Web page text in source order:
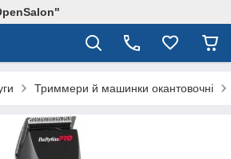
Триммери й машинки окантовочні